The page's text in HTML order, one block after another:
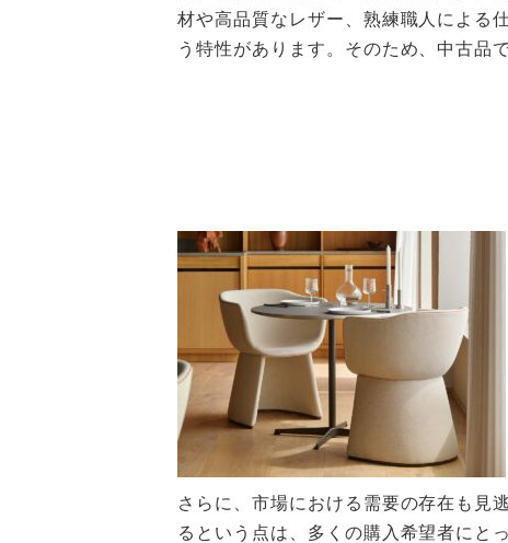
材や高品質なレザー、熟練職人による
う特性があります。そのため、中古品
さらに、市場における需要の存在も見
るという点は、多くの購入希望者にと